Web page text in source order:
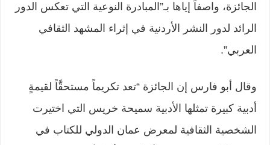
الجائزة، واصفاً إياها بـ”المبادرة النوعية التي تعكس الدور
الرائد لدور النشر الأردنية في إثراء المشهد الثقافي
العربي”.
وقال أبو فارس إن الجائزة “تعد تكريماً مستحقَّاً لقيمةٍ
أدبية كبيرة تمثلها الأدبية سميحة خريس التي اختيرت
الشخصية الثقافية لمعرض عمان الدولي للكتاب في